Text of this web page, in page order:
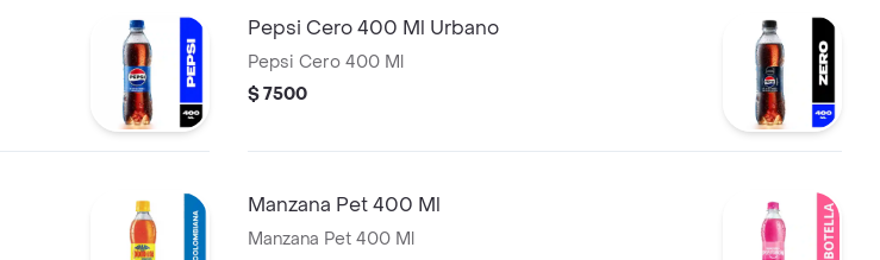
Pepsi Cero 400 Ml Urbano
Pepsi Cero 400 Ml
$ 7500
Manzana Pet 400 Ml
Manzana Pet 400 Ml